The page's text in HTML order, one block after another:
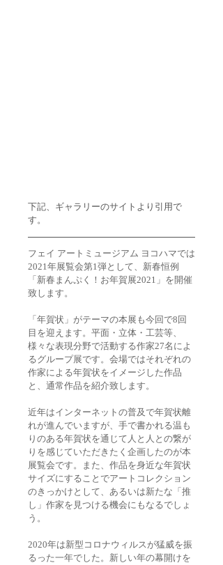
下記、ギャラリーのサイトより引用で
す。
フェイ アートミュージアム ヨコハマでは
2021年展覧会第1弾として、新春恒例
「新春まんぷく！お年賀展2021」を開催
致します。
「年賀状」がテーマの本展も今回で8回
目を迎えます。平面・立体・工芸等、
様々な表現分野で活動する作家27名によ
るグループ展です。会場ではそれぞれの
作家による年賀状をイメージした作品
と、通常作品を紹介致します。
近年はインターネットの普及で年賀状離
れが進んでいますが、手で書かれる温も
りのある年賀状を通じて人と人との繋が
りを感じていただきたく企画したのが本
展覧会です。また、作品を身近な年賀状
サイズにすることでアートコレクション
のきっかけとして、あるいは新たな「推
し」作家を見つける機会にもなるでしょ
う。
2020年は新型コロナウィルスが猛威を振
るった一年でした。新しい年の幕開けを